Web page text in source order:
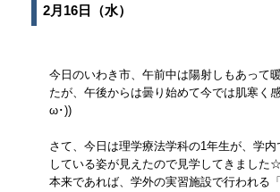
2月16日（水）
今日のいわき市、午前中は陽射しもあって
たが、午後からは曇り始めて今では肌寒く
ω･))
さて、今日は理学療法学科の1年生が、学内
している姿が見えたので見学してきました
本来であれば、学外の実習施設で行われる